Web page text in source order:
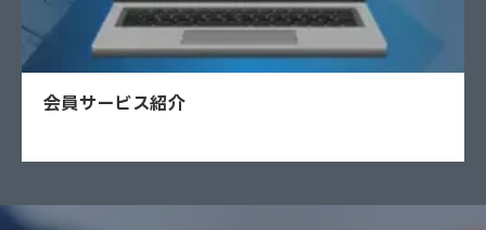
会員サービス紹介